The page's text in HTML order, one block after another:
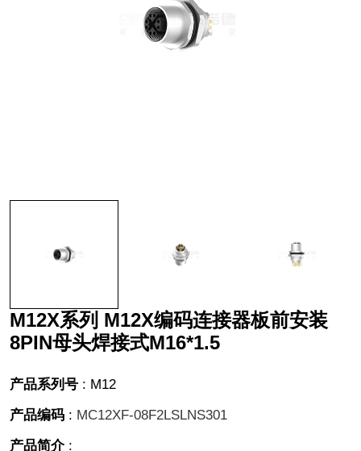
M12X系列 M12X编码连接器板前安装
8PIN母头焊接式M16*1.5
产品系列号 : M12
产品编码 : MC12XF-08F2LSLNS301
产品简介: